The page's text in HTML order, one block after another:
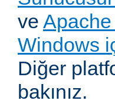
ve
Windows
Diğer
bakınız.